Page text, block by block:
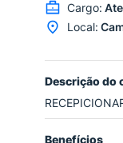
Cargo:
Local:
Descrição do
Benefícios